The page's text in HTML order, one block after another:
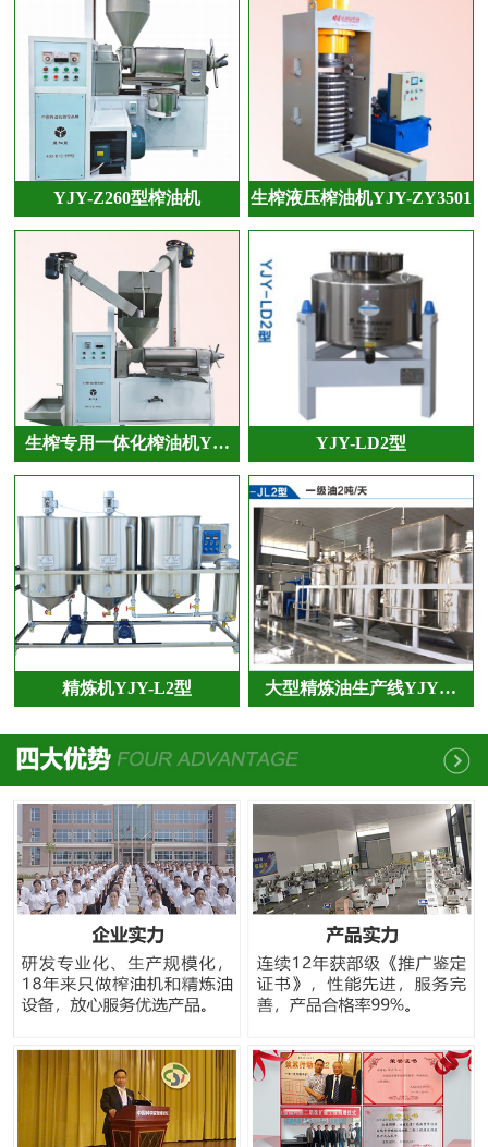
YJY-Z260型榨油机 生榨液压榨油机YJY-ZY3501
生榨专用一体化榨油机Y… YJY-LD2型
精炼机YJY-L2型 大型精炼油生产线YJY…